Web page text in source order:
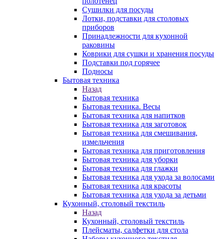
Сушилки для посуды
Лотки, подставки для столовых
приборов
Принадлежности для кухонной
раковины
Коврики для сушки и хранения посуды
Подставки под горячее
Подносы
Бытовая техника
Назад
Бытовая техника
Бытовая техника. Весы
Бытовая техника для напитков
Бытовая техника для заготовок
Бытовая техника для смешивания,
измельчения
Бытовая техника для приготовления
Бытовая техника для уборки
Бытовая техника для глажки
Бытовая техника для ухода за волосами
Бытовая техника для красоты
Бытовая техника для ухода за детьми
Кухонный, столовый текстиль
Назад
Кухонный, столовый текстиль
Плейсматы, салфетки для стола